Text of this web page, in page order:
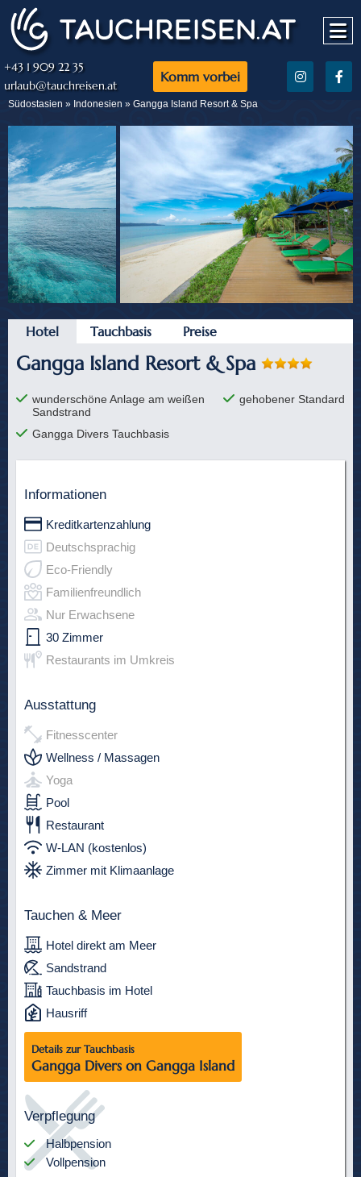
+43 1 909 22 35
urlaub@tauchreisen.at
Komm vorbei
Südostasien » Indonesien » Gangga Island Resort & Spa
Hotel Tauchbasis Preise
Informationen
Kreditkartenzahlung
Deutschsprachig
Eco-Friendly
Familienfreundlich
Nur Erwachsene
30 Zimmer
Restaurants im Umkreis
Ausstattung
Fitnesscenter
Wellness / Massagen
Yoga
Pool
Restaurant
W-LAN (kostenlos)
Zimmer mit Klimaanlage
Tauchen & Meer
Hotel direkt am Meer
Sandstrand
Tauchbasis im Hotel
Hausriff
Details zur Tauchbasis
Gangga Divers on Gangga Island
Verpflegung
Halbpension
Vollpension
Gangga Island Resort & Spa
wunderschöne Anlage am weißen
Sandstrand
gehobener Standard
Gangga Divers Tauchbasis